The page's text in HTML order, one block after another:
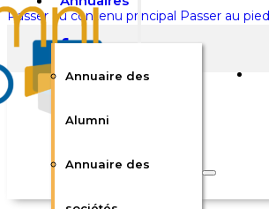
Passer au contenu principal Passer au
Rechercher sur
Annuaire des
Alumni
Annuaire des